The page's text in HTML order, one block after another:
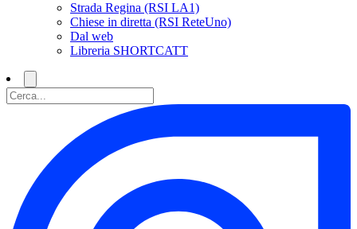
Strada Regina (RSI LA1)
Chiese in diretta (RSI ReteUno)
Dal web
Libreria SHORTCATT